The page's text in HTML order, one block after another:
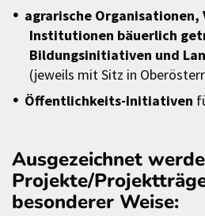
agrarische
Institutionen bäuerlich
Bildungsinitiativen und
(jeweils mit Sitz in
Öffentlichkeits-Initiativen
Ausgezeichnet
Projekte/
besonderer Weise: